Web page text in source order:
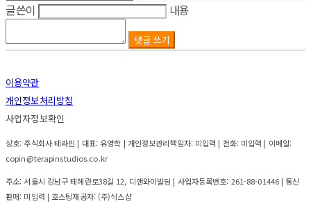
글쓴이 내용
댓글 쓰기
이용약관
개인정보처리방침
사업자정보확인
상호: 주식회사 테라핀 | 대표: 유영학 | 개인정보관리책임자: 미입력 | 전화: 미입력 | 이메일:
copin@terapinstudios.co.kr
주소: 서울시 강남구 테헤란로38길 12, 디앤와이빌딩 | 사업자등록번호: 261-88-01446| 통신
판매: 미입력 | 호스팅제공자: (주)식스샵